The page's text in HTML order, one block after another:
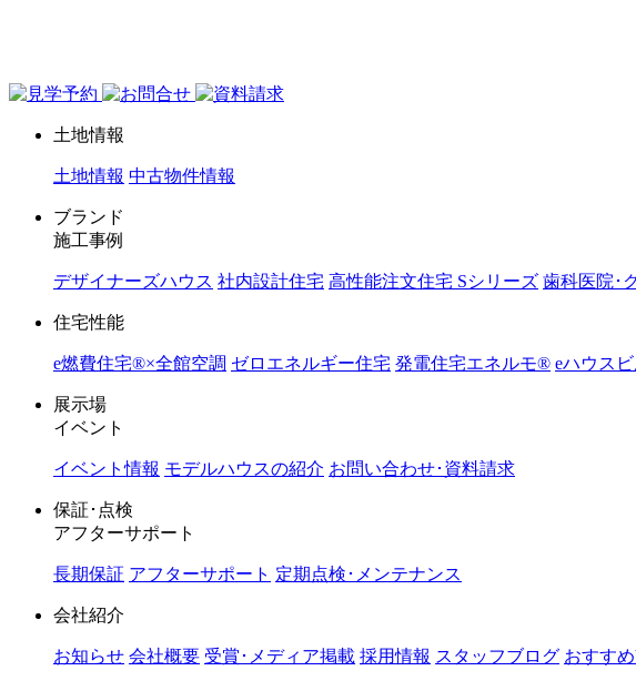
土地情報
土地情報 中古物件情報
ブランド
施工事例
デザイナーズハウス 社内設計住宅 高性能注文住宅 Sシリーズ 歯科医院･
住宅性能
e燃費住宅®︎×全館空調 ゼロエネルギー住宅 発電住宅エネルモ®︎ eハウス
展示場
イベント
イベント情報 モデルハウスの紹介 お問い合わせ･資料請求
保証･点検
アフターサポート
長期保証 アフターサポート 定期点検･メンテナンス
会社紹介
お知らせ 会社概要 受賞･メディア掲載 採用情報 スタッフブログ おすす